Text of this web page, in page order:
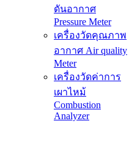
ดันอากาศ
Pressure Meter
เครื่องวัดคุณภาพ
อากาศ Air quality
Meter
เครื่องวัดค่าการ
เผาไหม้
Combustion
Analyzer